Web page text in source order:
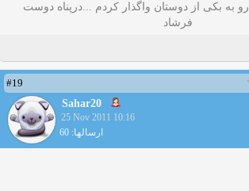
رو به بکی از دوستان واگذار کردم ...درپناه دوست
فرشاد
#19
Sahar20
25 Nov 2011 10:16
ارسالها: 60